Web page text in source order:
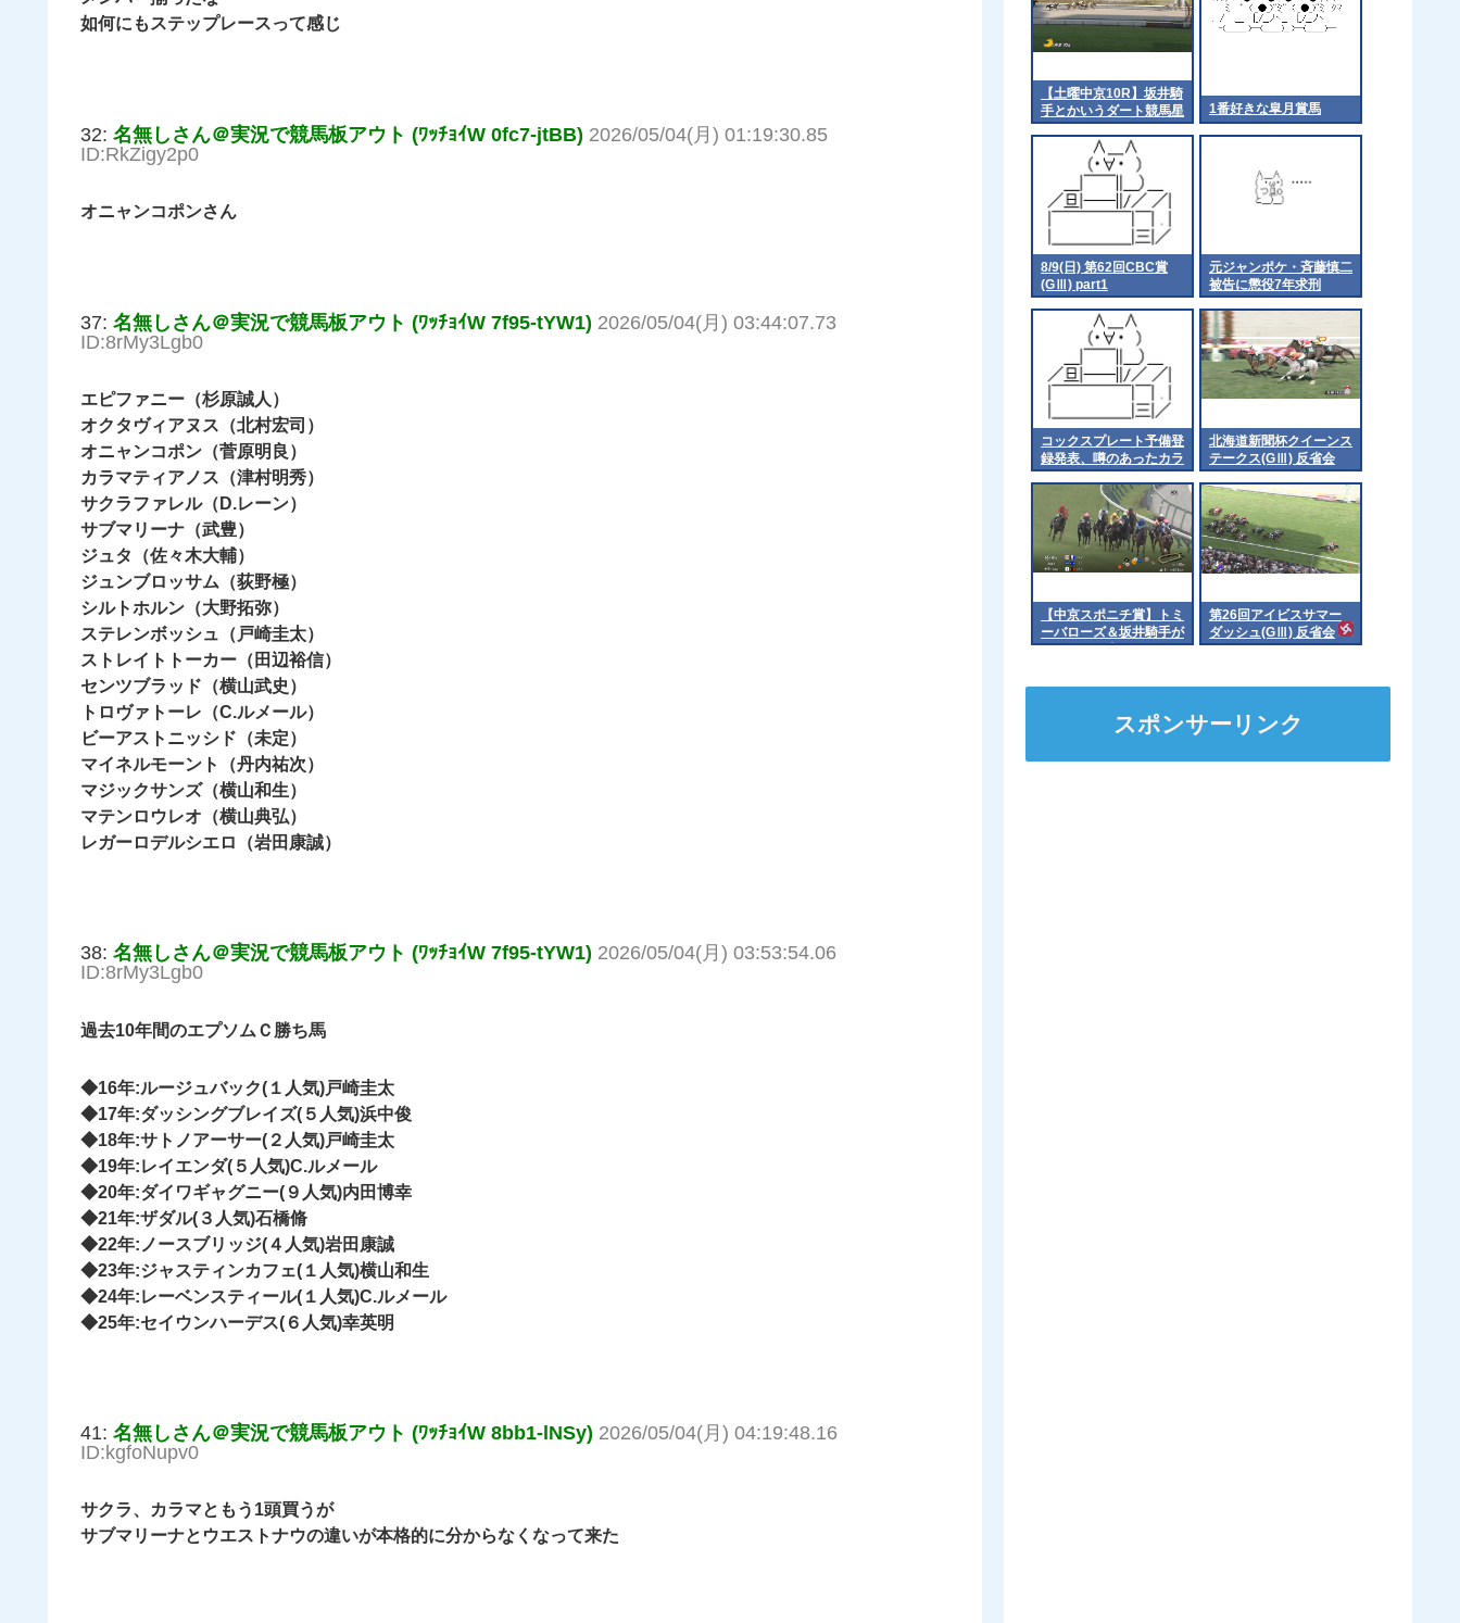
如何にもステップレースって感じ
32: 名無しさん＠実況で競馬板アウト (ﾜｯﾁｮｲW 0fc7-jtBB) 2026/05/04(月) 01:19:30.85
ID:RkZigy2p0
オニャンコポンさん
37: 名無しさん＠実況で競馬板アウト (ﾜｯﾁｮｲW 7f95-tYW1) 2026/05/04(月) 03:44:07.73
ID:8rMy3Lgb0
エピファニー（杉原誠人）
オクタヴィアヌス（北村宏司）
オニャンコポン（菅原明良）
カラマティアノス（津村明秀）
サクラファレル（D.レーン）
サブマリーナ（武豊）
ジュタ（佐々木大輔）
ジュンブロッサム（荻野極）
シルトホルン（大野拓弥）
ステレンボッシュ（戸崎圭太）
ストレイトトーカー（田辺裕信）
センツブラッド（横山武史）
トロヴァトーレ（C.ルメール）
ビーアストニッシド（未定）
マイネルモーント（丹内祐次）
マジックサンズ（横山和生）
マテンロウレオ（横山典弘）
レガーロデルシエロ（岩田康誠）
38: 名無しさん＠実況で競馬板アウト (ﾜｯﾁｮｲW 7f95-tYW1) 2026/05/04(月) 03:53:54.06
ID:8rMy3Lgb0
過去10年間のエプソムＣ勝ち馬
◆16年:ルージュバック(１人気)戸崎圭太
◆17年:ダッシングブレイズ(５人気)浜中俊
◆18年:サトノアーサー(２人気)戸崎圭太
◆19年:レイエンダ(５人気)C.ルメール
◆20年:ダイワギャグニー(９人気)内田博幸
◆21年:ザダル(３人気)石橋脩
◆22年:ノースブリッジ(４人気)岩田康誠
◆23年:ジャスティンカフェ(１人気)横山和生
◆24年:レーベンスティール(１人気)C.ルメール
◆25年:セイウンハーデス(６人気)幸英明
41: 名無しさん＠実況で競馬板アウト (ﾜｯﾁｮｲW 8bb1-lNSy) 2026/05/04(月) 04:19:48.16
ID:kgfoNupv0
サクラ、カラマともう1頭買うが
サブマリーナとウエストナウの違いが本格的に分からなくなって来た
【土曜中京10R】坂井騎
手とかいうダート競馬星
人
1番好きな皐月賞馬
8/9(日) 第62回CBC賞
(GⅢ) part1
元ジャンポケ・斉藤慎二
被告に懲役7年求刑
コックスプレート予備登
録発表、噂のあったカラ
ンダガンは登録無しで再
来日の可能性高まる
北海道新聞杯クイーンス
テークス(GⅢ) 反省会
【中京スポニチ賞】トミ
ーバローズ＆坂井騎手が
ｷﾀ━━━━(ﾟ
第26回アイビスサマー
ダッシュ(GⅢ) 反省会
スポンサーリンク